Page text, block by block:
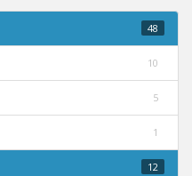
48
10
5
1
12